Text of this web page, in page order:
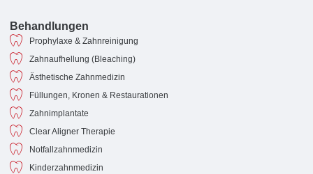
Behandlungen
Prophylaxe & Zahnreinigung
Zahnaufhellung (Bleaching)
Ästhetische Zahnmedizin
Füllungen, Kronen & Restaurationen
Zahnimplantate
Clear Aligner Therapie
Notfallzahnmedizin
Kinderzahnmedizin